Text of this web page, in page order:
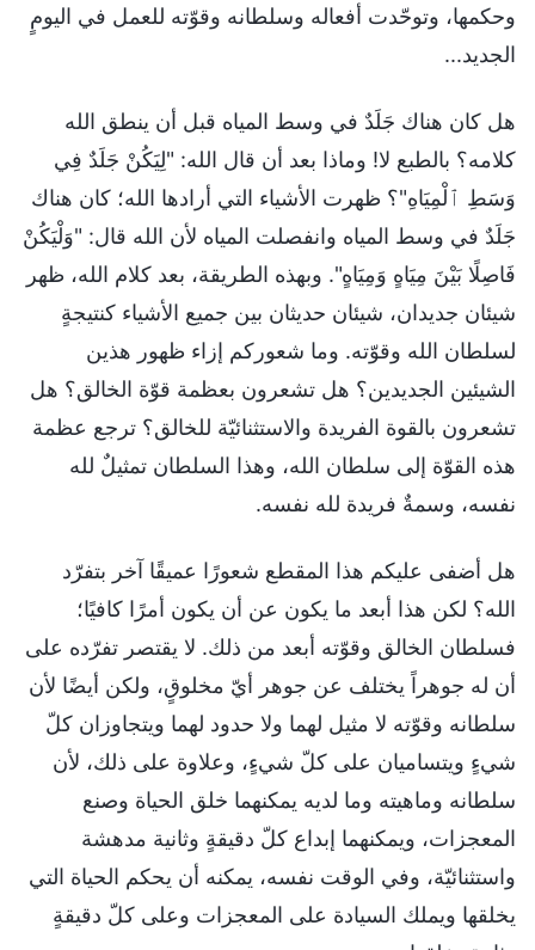
وحكمها، وتوحّدت أفعاله وسلطانه وقوّته للعمل في اليومٍ
الجديد...
هل كان هناك جَلَدٌ في وسط المياه قبل أن ينطق الله
كلامه؟ بالطبع لا! وماذا بعد أن قال الله: "لِيَكُنْ جَلَدٌ فِي
وَسَطِ ٱلْمِيَاهِ"؟ ظهرت الأشياء التي أرادها الله؛ كان هناك
جَلَدٌ في وسط المياه وانفصلت المياه لأن الله قال: "وَلْيَكُنْ
فَاصِلًا بَيْنَ مِيَاهٍ وَمِيَاهٍ". وبهذه الطريقة، بعد كلام الله، ظهر
شيئان جديدان، شيئان حديثان بين جميع الأشياء كنتيجةٍ
لسلطان الله وقوّته. وما شعوركم إزاء ظهور هذين
الشيئين الجديدين؟ هل تشعرون بعظمة قوّة الخالق؟ هل
تشعرون بالقوة الفريدة والاستثنائيّة للخالق؟ ترجع عظمة
هذه القوّة إلى سلطان الله، وهذا السلطان تمثيلٌ لله
نفسه، وسمةٌ فريدة لله نفسه.
هل أضفى عليكم هذا المقطع شعورًا عميقًا آخر بتفرّد
الله؟ لكن هذا أبعد ما يكون عن أن يكون أمرًا كافيًا؛
فسلطان الخالق وقوّته أبعد من ذلك. لا يقتصر تفرّده على
أن له جوهراً يختلف عن جوهر أيّ مخلوقٍ، ولكن أيضًا لأن
سلطانه وقوّته لا مثيل لهما ولا حدود لهما ويتجاوزان كلّ
شيءٍ ويتساميان على كلّ شيءٍ، وعلاوة على ذلك، لأن
سلطانه وماهيته وما لديه يمكنهما خلق الحياة وصنع
المعجزات، ويمكنهما إبداع كلّ دقيقةٍ وثانية مدهشة
واستثنائيّة، وفي الوقت نفسه، يمكنه أن يحكم الحياة التي
يخلقها ويملك السيادة على المعجزات وعلى كلّ دقيقةٍ